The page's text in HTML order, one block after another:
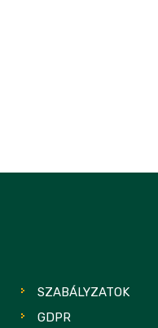
SZABÁLYZATOK
GDPR